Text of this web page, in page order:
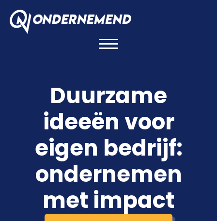
Duurzame
ideeën voor
eigen bedrijf:
ondernemen
met impact